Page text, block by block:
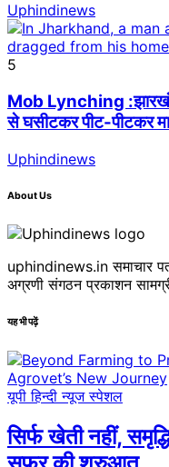
Uphindinews
5
Mob Lynching :झारखंड
से घसीटकर पीट-पीटकर
Uphindinews
About Us
uphindinews.in समाचार
अग्रणी संगठन प्रकाशन
यह भी पढ़ें
यूपी हिन्दी न्यूज स्पेशल
सिर्फ खेती नहीं,